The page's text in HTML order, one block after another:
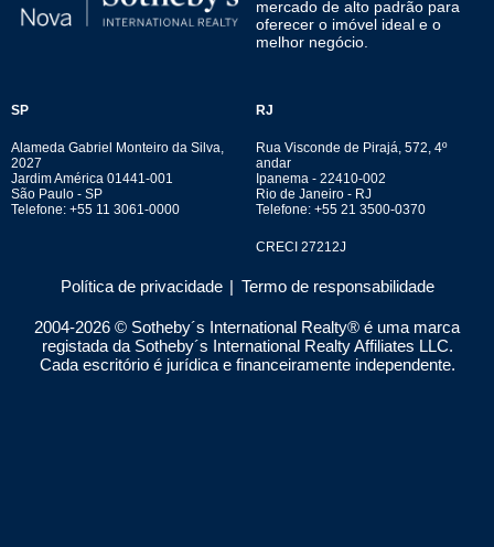
mercado de alto padrão para
oferecer o imóvel ideal e o
melhor negócio.
SP
Alameda Gabriel Monteiro da Silva,
2027
Jardim América 01441-001
São Paulo - SP
Telefone: +55 11 3061-0000
RJ
Rua Visconde de Pirajá, 572, 4º
andar
Ipanema - 22410-002
Rio de Janeiro - RJ
Telefone: +55 21 3500-0370
CRECI 27212J
Política de privacidade | Termo de responsabilidade
2004-2026 © Sotheby´s International Realty® é uma marca
registada da Sotheby´s International Realty Affiliates LLC.
Cada escritório é jurídica e financeiramente independente.